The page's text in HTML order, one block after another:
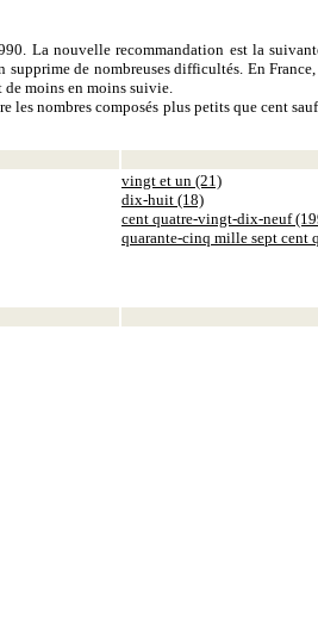
La nouvelle recommandation est la
de nombreuses difficultés. En
moins en moins suivie.
les nombres composés plus petits que cent
vingt et un (21)
dix-huit (18)
cent quatre-vingt-dix-neuf
quarante-cinq mille sept cent